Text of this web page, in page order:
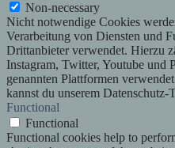
Non-necessary
Nicht notwendige Cookies
Verarbeitung von Diensten und
Drittanbieter verwendet. Hierzu
Instagram, Twitter, Youtube und
genannten Plattformen
kannst du unserem Datenschutz-
Functional
Functional
Functional cookies help to